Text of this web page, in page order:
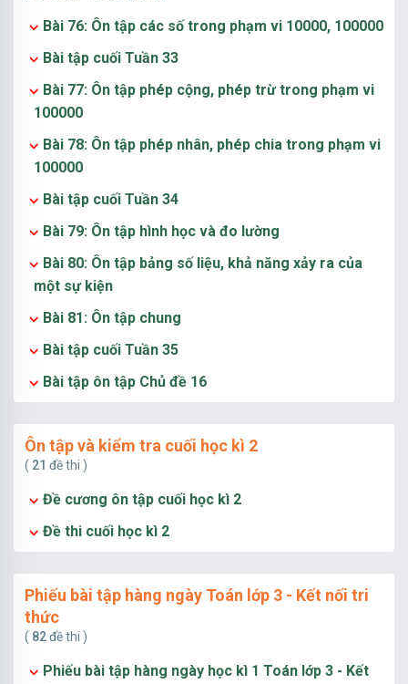
Bài 76: Ôn tập các số trong phạm vi 10000, 100000
Bài tập cuối Tuần 33
Bài 77: Ôn tập phép cộng, phép trừ trong phạm vi
100000
Bài 78: Ôn tập phép nhân, phép chia trong phạm vi
100000
Bài tập cuối Tuần 34
Bài 79: Ôn tập hình học và đo lường
Bài 80: Ôn tập bảng số liệu, khả năng xảy ra của
một sự kiện
Bài 81: Ôn tập chung
Bài tập cuối Tuần 35
Bài tập ôn tập Chủ đề 16
Ôn tập và kiểm tra cuối học kì 2
( 21 đề thi )
Đề cương ôn tập cuối học kì 2
Đề thi cuối học kì 2
Phiếu bài tập hàng ngày Toán lớp 3 - Kết nối tri
thức
( 82đề thi )
Phiếu bài tập hàng ngày học kì 1 Toán lớp 3 - Kết